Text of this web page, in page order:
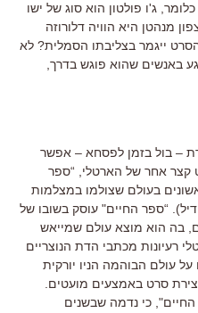
כמה פרקים? צדקתם: 14. כלומר, ג'ו פולטון הוא סוג של ישו
מנהטן היא הוויה דלורוזה
ייגמר בצליבתו הסמלית? לא
באנשים שהוא פוגש בדרך,
– בול בזמן לפסחא – אפשר
קצר אחר של הארטלי, “ספר
הראשונים בעולם שצולמו במצלמות
“ספר החיים" עוסק בשובו של
בה הוא מוצא עולם שמייאש
רעיונות מכתבי הדת הנוצריים
עולם הבוהמה הניו יורקית
סרט באמצעים מועטים.
כי נדמה שבשנים